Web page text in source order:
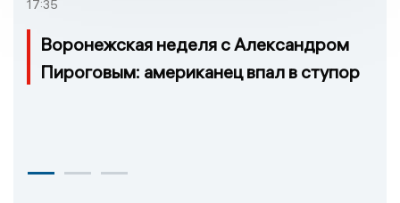
17:35
Воронежская неделя с Александром
Пироговым: американец впал в ступор